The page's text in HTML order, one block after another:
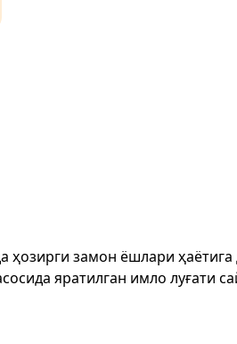
ҳозирги замон ёшлари
яратилган имло луғати